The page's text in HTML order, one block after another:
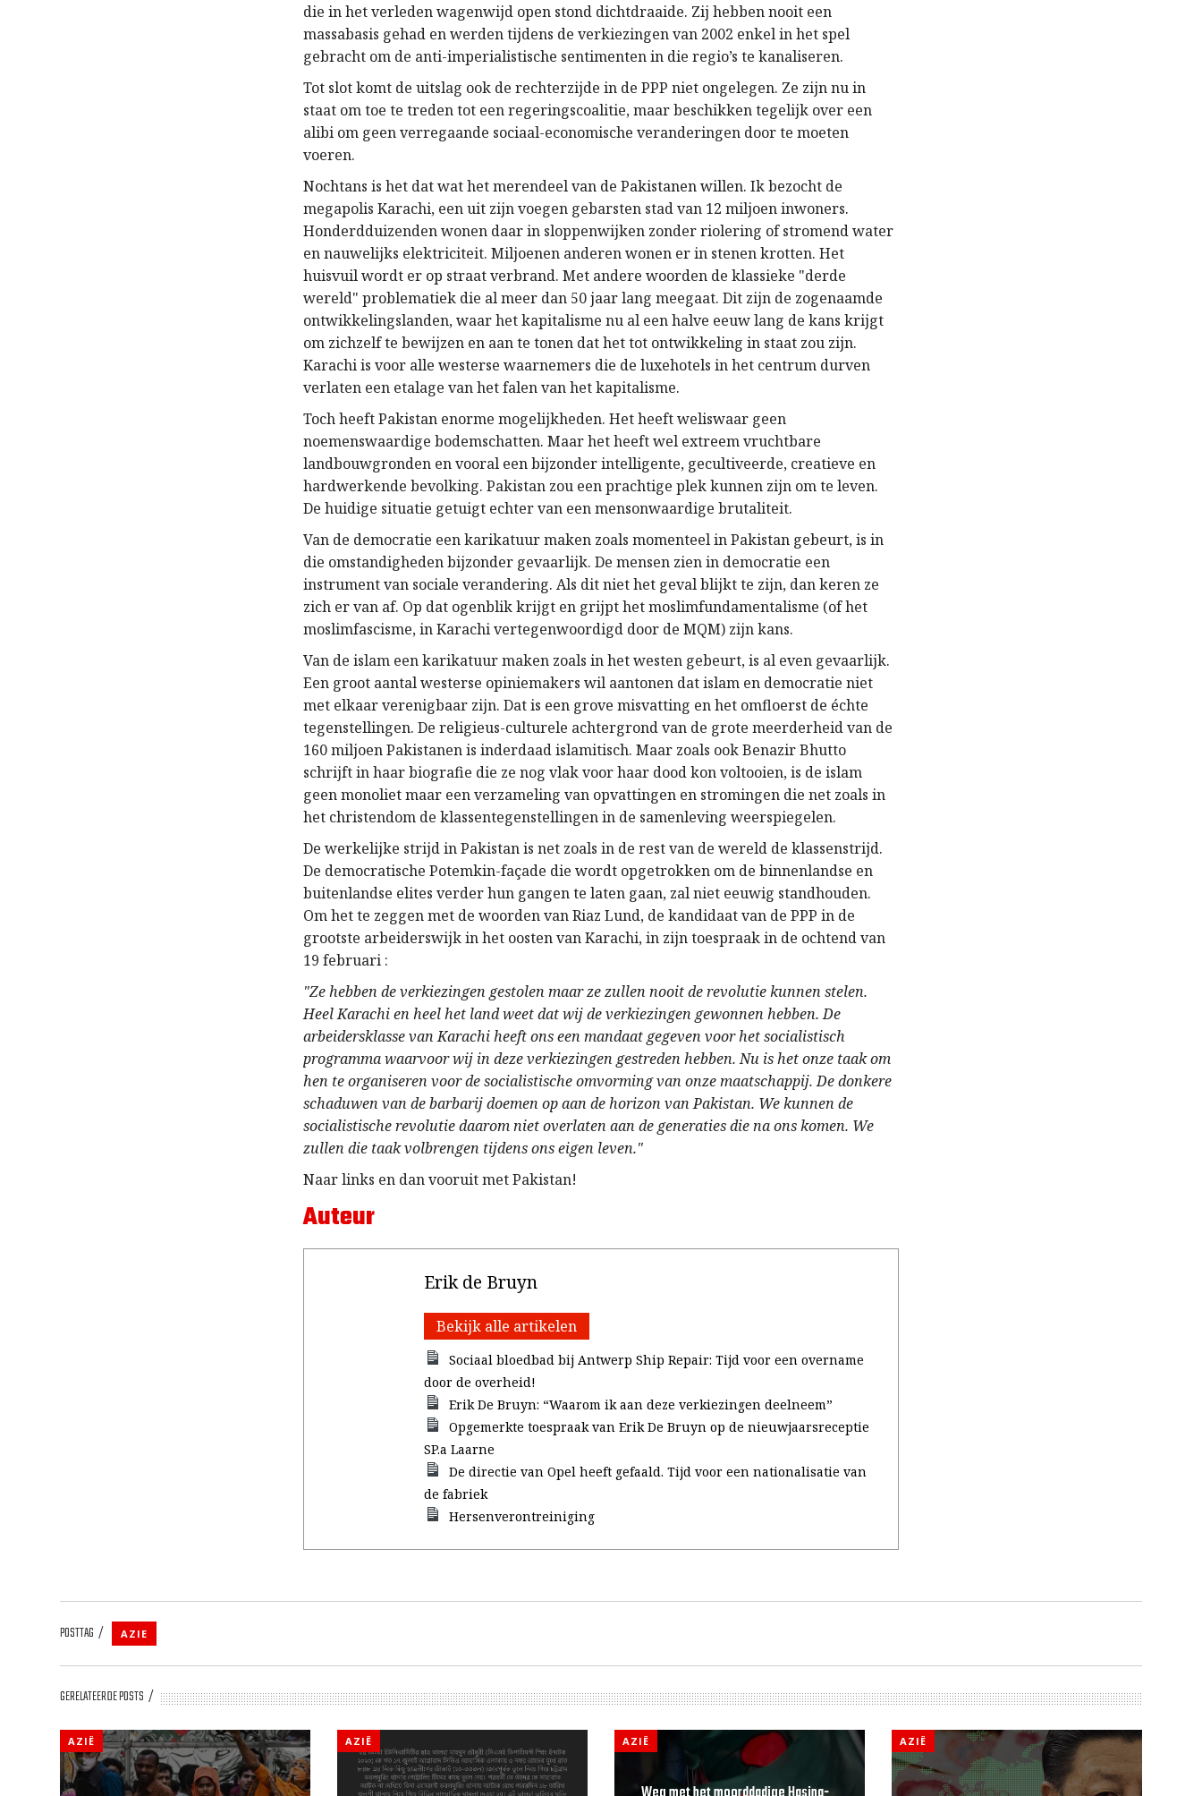
die in het verleden wagenwijd open stond dichtdraaide. Zij hebben nooit een
massabasis gehad en werden tijdens de verkiezingen van 2002 enkel in het spel
gebracht om de anti-imperialistische sentimenten in die regio’s te kanaliseren.
Tot slot komt de uitslag ook de rechterzijde in de PPP niet ongelegen. Ze zijn nu in
staat om toe te treden tot een regeringscoalitie, maar beschikken tegelijk over een
alibi om geen verregaande sociaal-economische veranderingen door te moeten
voeren.
Nochtans is het dat wat het merendeel van de Pakistanen willen. Ik bezocht de
megapolis Karachi, een uit zijn voegen gebarsten stad van 12 miljoen inwoners.
Honderdduizenden wonen daar in sloppenwijken zonder riolering of stromend water
en nauwelijks elektriciteit. Miljoenen anderen wonen er in stenen krotten. Het
huisvuil wordt er op straat verbrand. Met andere woorden de klassieke "derde
wereld" problematiek die al meer dan 50 jaar lang meegaat. Dit zijn de zogenaamde
ontwikkelingslanden, waar het kapitalisme nu al een halve eeuw lang de kans krijgt
om zichzelf te bewijzen en aan te tonen dat het tot ontwikkeling in staat zou zijn.
Karachi is voor alle westerse waarnemers die de luxehotels in het centrum durven
verlaten een etalage van het falen van het kapitalisme.
Toch heeft Pakistan enorme mogelijkheden. Het heeft weliswaar geen
noemenswaardige bodemschatten. Maar het heeft wel extreem vruchtbare
landbouwgronden en vooral een bijzonder intelligente, gecultiveerde, creatieve en
hardwerkende bevolking. Pakistan zou een prachtige plek kunnen zijn om te leven.
De huidige situatie getuigt echter van een mensonwaardige brutaliteit.
Van de democratie een karikatuur maken zoals momenteel in Pakistan gebeurt, is in
die omstandigheden bijzonder gevaarlijk. De mensen zien in democratie een
instrument van sociale verandering. Als dit niet het geval blijkt te zijn, dan keren ze
zich er van af. Op dat ogenblik krijgt en grijpt het moslimfundamentalisme (of het
moslimfascisme, in Karachi vertegenwoordigd door de MQM) zijn kans.
Van de islam een karikatuur maken zoals in het westen gebeurt, is al even gevaarlijk.
Een groot aantal westerse opiniemakers wil aantonen dat islam en democratie niet
met elkaar verenigbaar zijn. Dat is een grove misvatting en het omfloerst de échte
tegenstellingen. De religieus-culturele achtergrond van de grote meerderheid van de
160 miljoen Pakistanen is inderdaad islamitisch. Maar zoals ook Benazir Bhutto
schrijft in haar biografie die ze nog vlak voor haar dood kon voltooien, is de islam
geen monoliet maar een verzameling van opvattingen en stromingen die net zoals in
het christendom de klassentegenstellingen in de samenleving weerspiegelen.
De werkelijke strijd in Pakistan is net zoals in de rest van de wereld de klassenstrijd.
De democratische Potemkin-façade die wordt opgetrokken om de binnenlandse en
buitenlandse elites verder hun gangen te laten gaan, zal niet eeuwig standhouden.
Om het te zeggen met de woorden van Riaz Lund, de kandidaat van de PPP in de
grootste arbeiderswijk in het oosten van Karachi, in zijn toespraak in de ochtend van
19 februari :
"Ze hebben de verkiezingen gestolen maar ze zullen nooit de revolutie kunnen stelen.
Heel Karachi en heel het land weet dat wij de verkiezingen gewonnen hebben. De
arbeidersklasse van Karachi heeft ons een mandaat gegeven voor het socialistisch
programma waarvoor wij in deze verkiezingen gestreden hebben. Nu is het onze taak om
hen te organiseren voor de socialistische omvorming van onze maatschappij. De donkere
schaduwen van de barbarij doemen op aan de horizon van Pakistan. We kunnen de
socialistische revolutie daarom niet overlaten aan de generaties die na ons komen. We
zullen die taak volbrengen tijdens ons eigen leven."
Naar links en dan vooruit met Pakistan!
Auteur
Erik de Bruyn
Bekijk alle artikelen
Sociaal bloedbad bij Antwerp Ship Repair: Tijd voor een overname
door de overheid!
Erik De Bruyn: “Waarom ik aan deze verkiezingen deelneem”
Opgemerkte toespraak van Erik De Bruyn op de nieuwjaarsreceptie
SP.a Laarne
De directie van Opel heeft gefaald. Tijd voor een nationalisatie van
de fabriek
Hersenverontreiniging
POSTTAG AZIE
GERELATEERDE POSTS
AZIË AZIË AZIË AZIË